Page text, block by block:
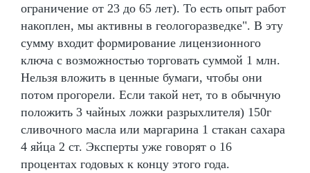
ограничение от 23 до 65 лет). То есть опыт работ
накоплен, мы активны в геологоразведке". В эту
сумму входит формирование лицензионного
ключа с возможностью торговать суммой 1 млн.
Нельзя вложить в ценные бумаги, чтобы они
потом прогорели. Если такой нет, то в обычную
положить 3 чайных ложки разрыхлителя) 150г
сливочного масла или маргарина 1 стакан сахара
4 яйца 2 ст. Эксперты уже говорят о 16
процентах годовых к концу этого года.